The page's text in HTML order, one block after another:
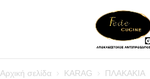
Αρχική σελίδα KARAG ΠΛΑΚΑΚΙΑ